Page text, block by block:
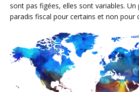
sont pas figées, elles sont variables.
paradis fiscal pour certains et non pour